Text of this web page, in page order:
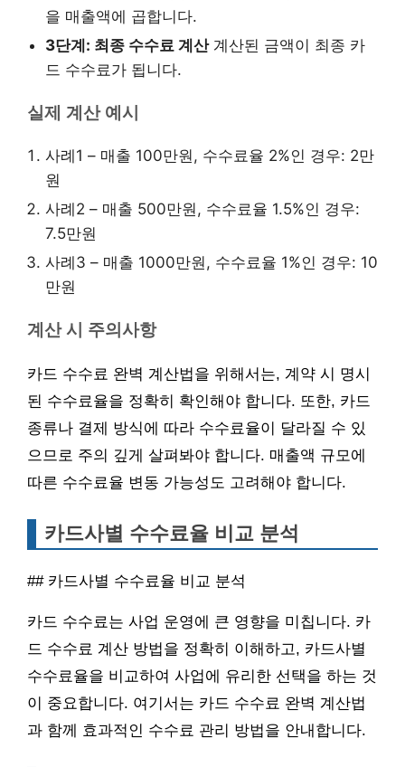
을 매출액에 곱합니다.
3단계: 최종 수수료 계산계산된 금액이 최종 카
드 수수료가 됩니다.
실제 계산 예시
사례1 – 매출 100만원, 수수료율 2%인 경우: 2만
원
사례2 – 매출 500만원, 수수료율 1.5%인 경우:
7.5만원
사례3 – 매출 1000만원, 수수료율 1%인 경우: 10
만원
계산 시 주의사항
카드 수수료 완벽 계산법을 위해서는, 계약 시 명시
된 수수료율을 정확히 확인해야 합니다. 또한, 카드
종류나 결제 방식에 따라 수수료율이 달라질 수 있
으므로 주의 깊게 살펴봐야 합니다. 매출액 규모에
따른 수수료율 변동 가능성도 고려해야 합니다.
카드사별 수수료율 비교 분석
## 카드사별 수수료율 비교 분석
카드 수수료는 사업 운영에 큰 영향을 미칩니다. 카
드 수수료 계산 방법을 정확히 이해하고, 카드사별
수수료율을 비교하여 사업에 유리한 선택을 하는 것
이 중요합니다. 여기서는 카드 수수료 완벽 계산법
과 함께 효과적인 수수료 관리 방법을 안내합니다.